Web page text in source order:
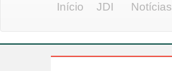
Início JDI Notícias